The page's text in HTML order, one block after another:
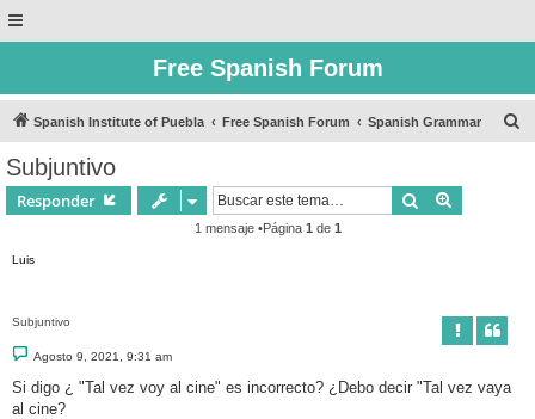
Free Spanish Forum
Spanish Institute of Puebla Free Spanish Forum Spanish Grammar
Subjuntivo
Responder Buscar
1 mensaje •Página 1 de 1
Luis
Subjuntivo
M
e
s
a
Agosto 9, 2021, 9:31 am
Si digo ¿ "Tal vez voy al cine" es incorrecto? ¿Debo decir "Tal vez vaya
al cine?